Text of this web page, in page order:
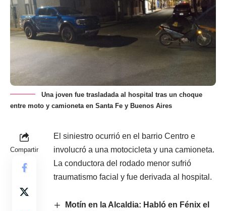
Una joven fue trasladada al hospital tras un choque
entre moto y camioneta en Santa Fe y Buenos Aires
Compartir
El siniestro ocurrió en el barrio Centro e
involucró a una motocicleta y una camioneta.
La conductora del rodado menor sufrió
traumatismo facial y fue derivada al hospital.
Motín en la Alcaldia: Habló en Fénix el